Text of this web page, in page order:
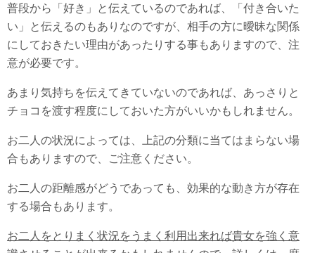
普段から「好き」と伝えているのであれば、「付き合いた
い」と伝えるのもありなのですが、相手の方に曖昧な関係
にしておきたい理由があったりする事もありますので、注
意が必要です。
あまり気持ちを伝えてきていないのであれば、あっさりと
チョコを渡す程度にしておいた方がいいかもしれません。
お二人の状況によっては、上記の分類に当てはまらない場
合もありますので、ご注意ください。
お二人の距離感がどうであっても、効果的な動き方が存在
する場合もあります。
お二人をとりまく状況をうまく利用出来れば貴女を強く意